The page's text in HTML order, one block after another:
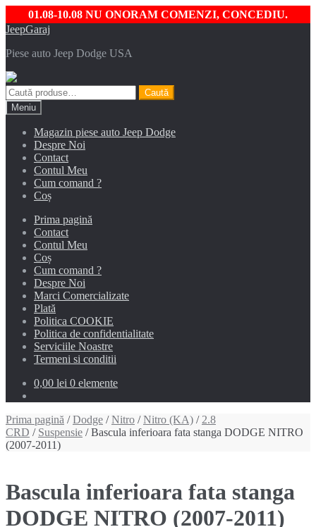
01.08-10.08 NU ONORAM COMENZI, CONCEDIU.
Sari
navigare
Sari
conținut
JeepGaraj
Piese auto Jeep Dodge USA
Caută
după:
Caută
Meniu
Magazin piese auto Jeep Dodge
Despre Noi
Contact
Contul Meu
Cum comand ?
Coș
Prima pagină
Contact
Contul Meu
Coș
Cum comand ?
Despre Noi
Marci Comercializate
Plată
Politica COOKIE
Politica de confidentialitate
Serviciile Noastre
Termeni si conditii
0,00 lei 0 elemente
Prima pagină /Dodge /Nitro /Nitro (KA) / 2.8
CRD / Suspensie / Bascula inferioara fata stanga DODGE NITRO
(2007-2011)
Bascula inferioara fata stanga
DODGE NITRO (2007-2011)